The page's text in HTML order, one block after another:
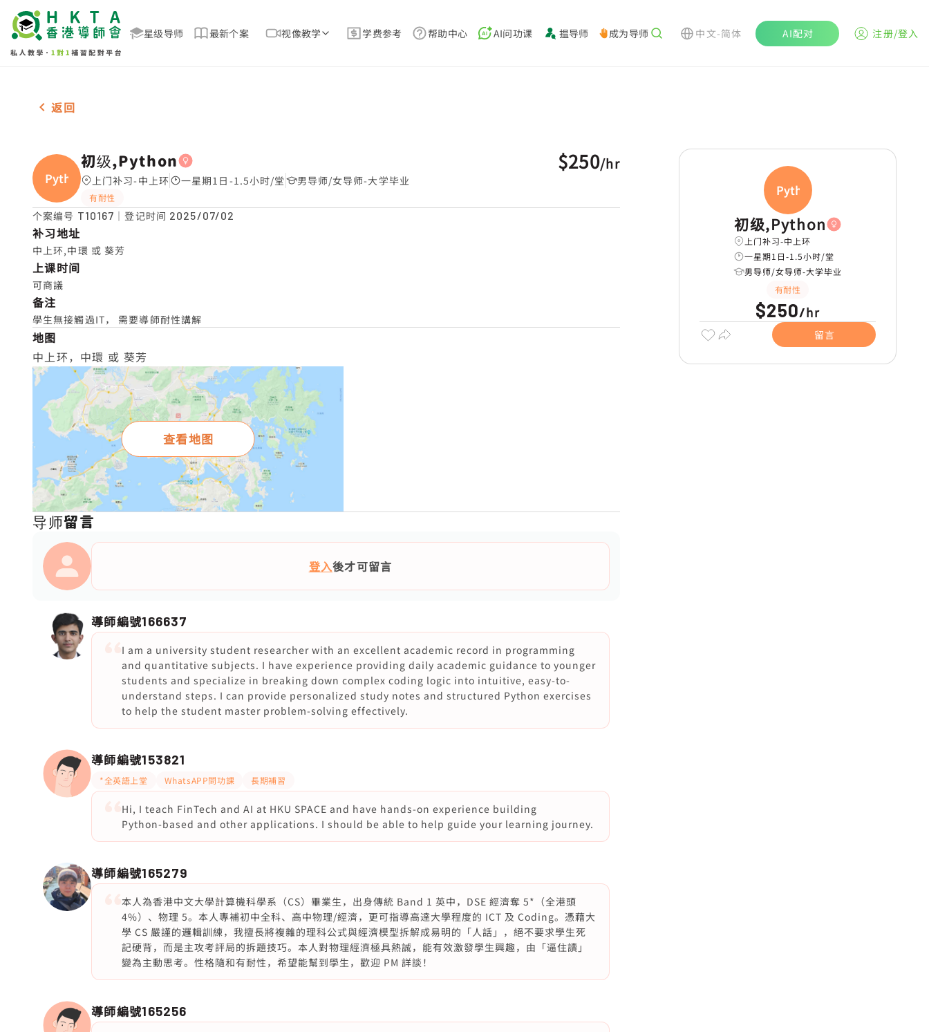
星级导师 最新个案 视像教学 学费参考 帮助中心 AI问功课 揾导师 成为导师 中文-简体 AI配对 注册/登入
女-1名 初级,Python，中上环 补习推介
返回
Pytho
初级,Python
上门补习-中上环 一星期1日-1.5小时/堂 男导师/女导师-大学毕业
有耐性
$250/hr
个案编号 T10167 ｜登记时间 2025/07/02
补习地址
中上环,中環 或 葵芳
上课时间
可商議
备注
學生無接觸過IT， 需要導師耐性講解
地图
中上环，中環 或 葵芳
查看地图
导师留言
登入後才可留言
導師編號166637
I am a university student researcher with an excellent academic record in programming
and quantitative subjects. I have experience providing daily academic guidance to younger
students and specialize in breaking down complex coding logic into intuitive, easy-to-
understand steps. I can provide personalized study notes and structured Python exercises
to help the student master problem-solving effectively.
導師編號153821
*全英語上堂 WhatsAPP問功課 長期補習
Hi, I teach FinTech and AI at HKU SPACE and have hands‑on experience building
Python‑based and other applications. I should be able to help guide your learning journey.
導師編號165279
本人為香港中文大學計算機科學系（CS）畢業生，出身傳統 Band 1 英中，DSE 經濟奪 5*（全港頭
4%）、物理 5。本人專補初中全科、高中物理/經濟，更可指導高達大學程度的 ICT 及 Coding。憑藉大
學 CS 嚴謹的邏輯訓練，我擅長將複雜的理科公式與經濟模型拆解成易明的「人話」，絕不要求學生死
記硬背，而是主攻考評局的拆題技巧。本人對物理經濟極具熱誠，能有效激發學生興趣，由「逼住讀」
變為主動思考。性格隨和有耐性，希望能幫到學生，歡迎 PM 詳談！
導師編號165256
Pytho
初级,Python
上门补习-中上环
一星期1日-1.5小时/堂
男导师/女导师-大学毕业
有耐性
$250/hr
留言